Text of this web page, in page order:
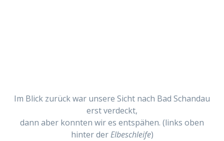
Im Blick zurück war unsere Sicht nach Bad Schandau
erst verdeckt,
dann aber konnten wir es entspähen. (links oben
hinter derElbeschleife)